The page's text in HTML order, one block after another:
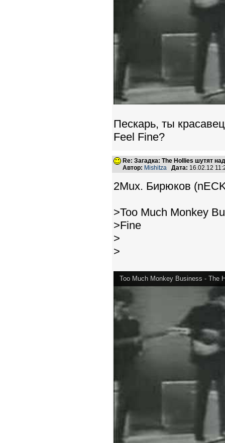
Пескарь, ты
Feel Fine?
Re: Загадка: The Hollies шутят
Автор: Mishitza Дата: 16.02.12
2Mux. Бирюков
>Too Much Monkey
>Fine
>
>
Too Much Monkey Business - The